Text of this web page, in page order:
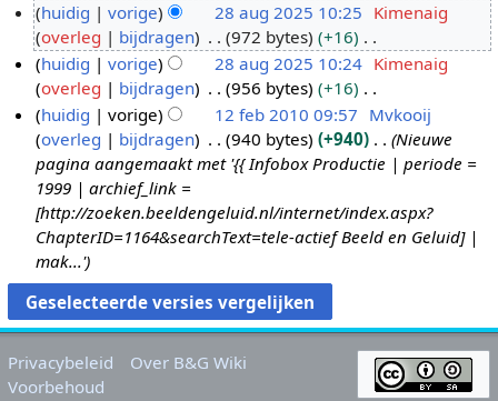
a
g
0
huidig
vorige 28 aug 2025 10:25 Kimenaig
overleg
bijdragen 972 bytes
+16
G
e
e
n
b
e
w
e
r
k
i
n
huidig vorige 28 aug 2025 10:24 Kimenaig
overleg
bijdragen 956 bytes
+16
G
e
e
n
b
e
w
e
r
k
i
n
1
huidig vorige 12 feb 2010 09:57 Mvkooij
overleg
bijdragen 940 bytes +940
Nieuwe
pagina aangemaakt met '{{ Infobox Productie | periode =
1999 | archief_link =
[http://zoeken.beeldengeluid.nl/internet/index.aspx?
ChapterID=1164&searchText=tele-actief Beeld en Geluid] |
mak...'
Privacybeleid
Over B&G Wiki
Voorbehoud